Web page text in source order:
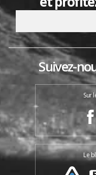
Suivez-
Sur
Le